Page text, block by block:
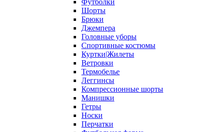
Футболки
Шорты
Брюки
Джемпера
Головные уборы
Спортивные костюмы
Куртки|Жилеты
Ветровки
Термобелье
Леггинсы
Компрессионные шорты
Манишки
Гетры
Носки
Перчатки